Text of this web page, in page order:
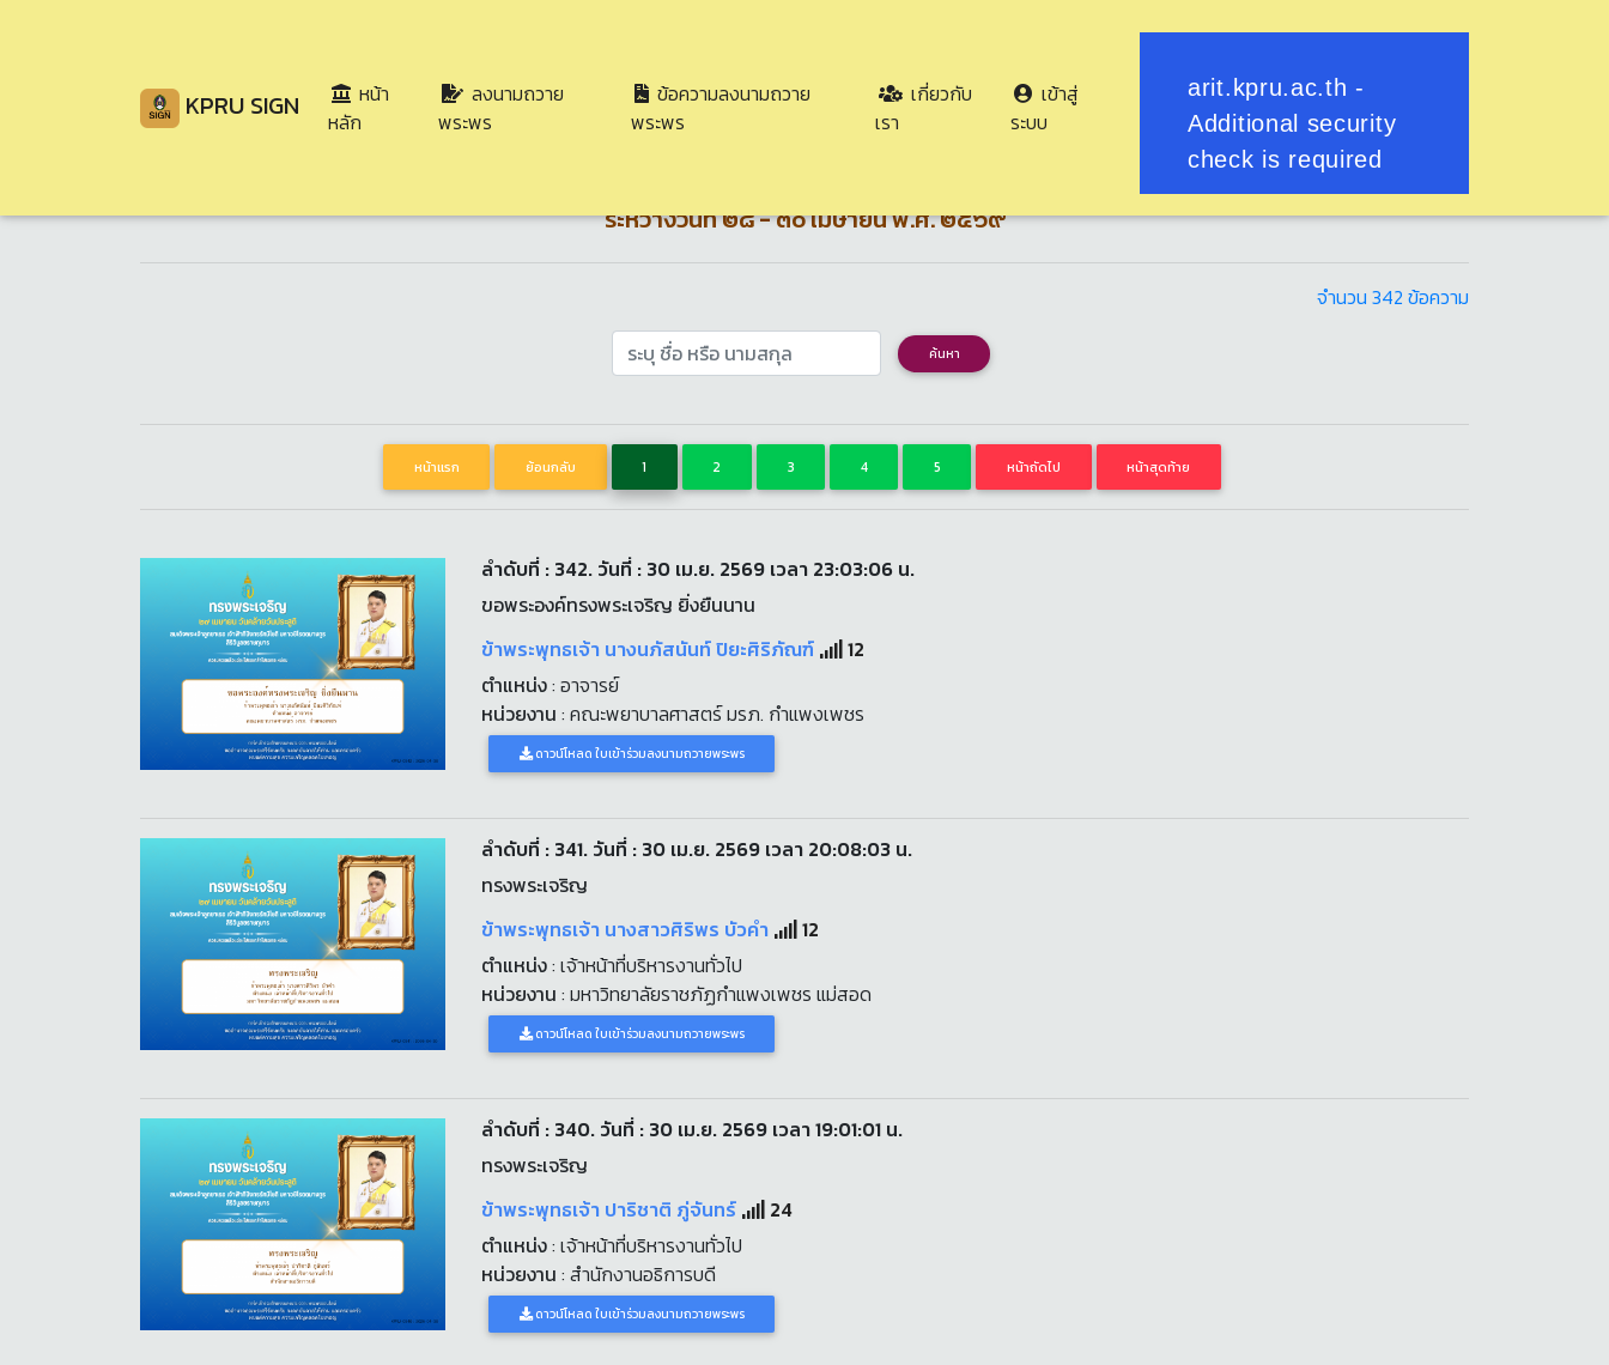
KPRU SIGN
หน้า
หลัก
ลงนามถวาย
พระพร
ข้อความลงนามถวาย
พระพร
เกี่ยวกับ
เรา
เข้าสู่
ระบบ
ขอเชิญร่วมลงนามถวายพระพร เนื่องในวันคล้ายวันประสูติ ๒๙ เมษายน
สมเด็จพระเจ้าลูกยาเธอ เจ้าฟ้าทีปังกรรัศมีโชติ มหาวชิโรตตมางกูร สิริวิบูลยราชกุมาร
ระหว่างวันที่ ๒๘ - ๓๐ เมษายน พ.ศ. ๒๕๖๙
จำนวน 342 ข้อความ
ค้นหา
หน้าแรก ย้อนกลับ 1 2 3 4 5 หน้าถัดไป หน้าสุดท้าย
ลำดับที่ : 342. วันที่ : 30 เม.ย. 2569 เวลา 23:03:06 น.
ขอพระองค์ทรงพระเจริญ ยิ่งยืนนาน
ข้าพระพุทธเจ้า นางนภัสนันท์ ปิยะศิริภัณฑ์
12
ตำแหน่ง: อาจารย์
หน่วยงาน : คณะพยาบาลศาสตร์ มรภ. กำแพงเพชร
ดาวน์โหลด ใบเข้าร่วมลงนามถวายพระพร
ลำดับที่ : 341. วันที่ : 30 เม.ย. 2569 เวลา 20:08:03 น.
ทรงพระเจริญ
ข้าพระพุทธเจ้า นางสาวศิริพร บัวคำ
12
ตำแหน่ง: เจ้าหน้าที่บริหารงานทั่วไป
หน่วยงาน : มหาวิทยาลัยราชภัฏกำแพงเพชร แม่สอด
ดาวน์โหลด ใบเข้าร่วมลงนามถวายพระพร
ลำดับที่ : 340. วันที่ : 30 เม.ย. 2569 เวลา 19:01:01 น.
ทรงพระเจริญ
ข้าพระพุทธเจ้า ปาริชาติ ภู่จันทร์
24
ตำแหน่ง: เจ้าหน้าที่บริหารงานทั่วไป
หน่วยงาน : สำนักงานอธิการบดี
ดาวน์โหลด ใบเข้าร่วมลงนามถวายพระพร